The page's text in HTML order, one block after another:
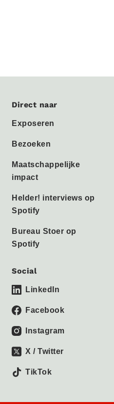
Direct naar
Exposeren
Bezoeken
Maatschappelijke
impact
Helder! interviews op
Spotify
Bureau Stoer op
Spotify
Social
LinkedIn
Facebook
Instagram
X / Twitter
TikTok